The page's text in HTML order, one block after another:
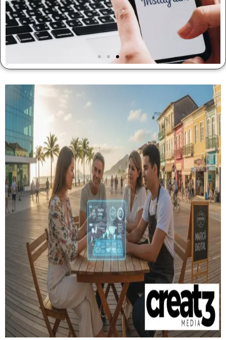
Gestão de Redes Sociais
Tenha uma rede social que transforma seguidores em
Saiba Mais